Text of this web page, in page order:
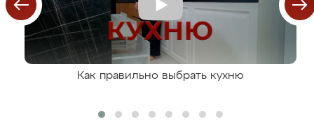
Как правильно выбрать кухню